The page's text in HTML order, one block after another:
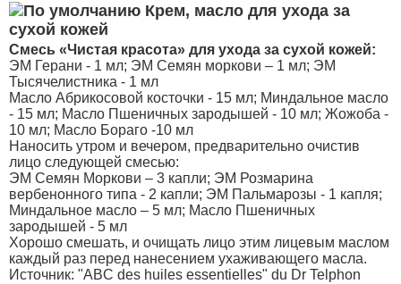
Крем, масло для ухода за
сухой кожей
Смесь «Чистая красота» для ухода за сухой кожей:
ЭМ Герани - 1 мл; ЭМ Семян моркови – 1 мл; ЭМ
Тысячелистника - 1 мл
Масло Абрикосовой косточки - 15 мл; Миндальное масло
- 15 мл; Масло Пшеничных зародышей - 10 мл; Жожоба -
10 мл; Масло Бораго -10 мл
Наносить утром и вечером, предварительно очистив
лицо следующей смесью:
ЭМ Семян Моркови – 3 капли; ЭМ Розмарина
вербенонного типа - 2 капли; ЭМ Пальмарозы - 1 капля;
Миндальное масло – 5 мл; Масло Пшеничных
зародышей - 5 мл
Хорошо смешать, и очищать лицо этим лицевым маслом
каждый раз перед нанесением ухаживающего масла.
Источник: "ABC des huiles essentielles" du Dr Telphon